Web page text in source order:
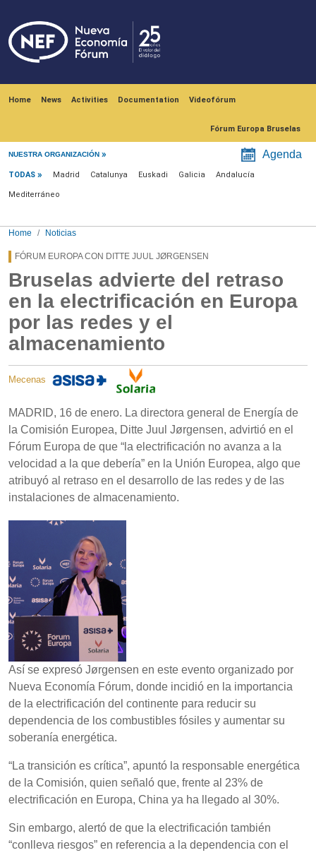
Home News Activities Documentation Videofórum
Fórum Europa Bruselas
NUESTRA ORGANIZACIÓN Agenda
Menú noticias
TODAS Madrid Catalunya Euskadi Galicia Andalucía
Mediterráneo
Home Noticias
FÓRUM EUROPA CON DITTE JUUL JØRGENSEN
Bruselas advierte del retraso
en la electrificación en Europa
por las redes y el
almacenamiento
Mecenas
MADRID, 16 de enero. La directora general de Energía de
la Comisión Europea, Ditte Juul Jørgensen, advirtió en el
Fórum Europa de que “la electrificación no avanza a la
velocidad a la que debería” en la Unión Europea, algo que
atribuyó al retraso en el desarrollo de las redes y de las
instalaciones de almacenamiento.
Así se expresó Jørgensen en este evento organizado por
Nueva Economía Fórum, donde incidió en la importancia
de la electrificación del continente para reducir su
dependencia de los combustibles fósiles y aumentar su
soberanía energética.
“La transición es crítica”, apuntó la responsable energética
de la Comisión, quien señaló que, frente al 23% de
electrificación en Europa, China ya ha llegado al 30%.
Sin embargo, alertó de que la electrificación también
“conlleva riesgos” en referencia a la dependencia con el